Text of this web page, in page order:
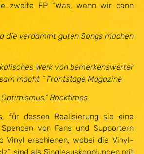
zweite EP “Was, wenn wir dann
die verdammt guten Songs machen
Werk von bemerkenswerter
macht ” Frontstage Magazine
Rocktimes
für dessen Realisierung sie eine
von Fans und Supportern
Vinyl erschienen, wobei die Vinyl-
sind als Singleauskopplungen mit